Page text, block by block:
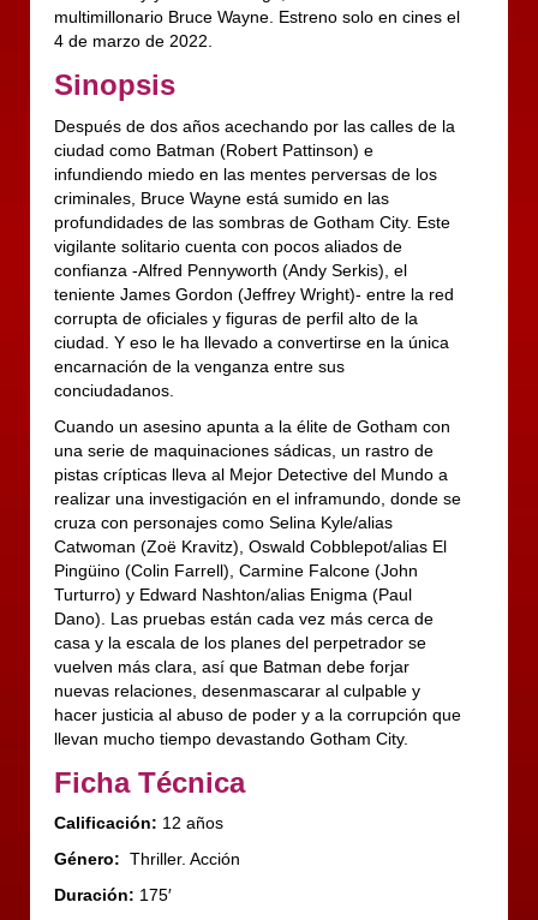
multimillonario Bruce Wayne. Estreno solo en cines el
4 de marzo de 2022.
Sinopsis
Después de dos años acechando por las calles de la
ciudad como Batman (Robert Pattinson) e
infundiendo miedo en las mentes perversas de los
criminales, Bruce Wayne está sumido en las
profundidades de las sombras de Gotham City. Este
vigilante solitario cuenta con pocos aliados de
confianza -Alfred Pennyworth (Andy Serkis), el
teniente James Gordon (Jeffrey Wright)- entre la red
corrupta de oficiales y figuras de perfil alto de la
ciudad. Y eso le ha llevado a convertirse en la única
encarnación de la venganza entre sus
conciudadanos.
Cuando un asesino apunta a la élite de Gotham con
una serie de maquinaciones sádicas, un rastro de
pistas crípticas lleva al Mejor Detective del Mundo a
realizar una investigación en el inframundo, donde se
cruza con personajes como Selina Kyle/alias
Catwoman (Zoë Kravitz), Oswald Cobblepot/alias El
Pingüino (Colin Farrell), Carmine Falcone (John
Turturro) y Edward Nashton/alias Enigma (Paul
Dano). Las pruebas están cada vez más cerca de
casa y la escala de los planes del perpetrador se
vuelven más clara, así que Batman debe forjar
nuevas relaciones, desenmascarar al culpable y
hacer justicia al abuso de poder y a la corrupción que
llevan mucho tiempo devastando Gotham City.
Ficha Técnica
Calificación: 12 años
Género: Thriller. Acción
Duración: 175′